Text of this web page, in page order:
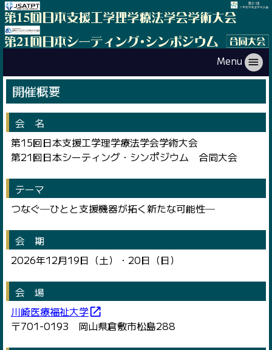
Menu menu
開催概要
会 名
第15回日本支援工学理学療法学会学術大会
第21回日本シーティング・シンポジウム 合同大会
テーマ
つなぐ─ひとと支援機器が拓く新たな可能性─
会 期
2026年12月19日（土）・20日（日）
会 場
川崎医療福祉大学open_in_new
〒701-0193 岡山県倉敷市松島288